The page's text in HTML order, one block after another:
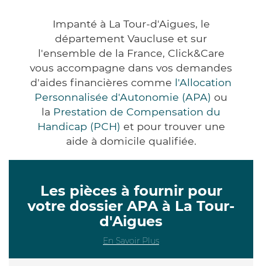
Impanté à La Tour-d'Aigues, le
département Vaucluse et sur
l'ensemble de la France, Click&Care
vous accompagne dans vos demandes
d'aides financières comme l'Allocation
Personnalisée d'Autonomie (APA) ou
la Prestation de Compensation du
Handicap (PCH) et pour trouver une
aide à domicile qualifiée.
Les pièces à fournir pour
votre dossier APA à La Tour-
d'Aigues
En Savoir Plus